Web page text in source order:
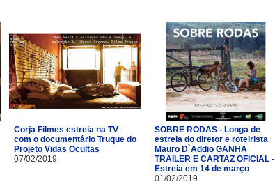
Corja Filmes estreia na TV
com o documentário Truque do
Projeto Vidas Ocultas
07/02/2019
SOBRE RODAS - Longa de
estreia do diretor e roteirista
Mauro D`Addio GANHA
TRAILER E CARTAZ OFICIAL -
Estreia em 14 de março
01/02/2019